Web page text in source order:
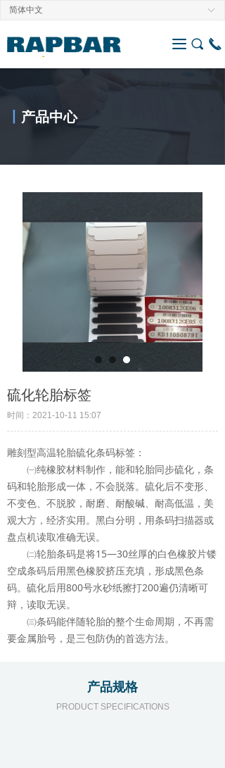
ꀅ
简体中文
끀 끅
끠
产品中心
硫化轮胎标签
时间： 2021-10-11 15:07
雕刻型高温轮胎硫化条码标签：
㈠纯橡胶材料制作，能和轮胎同步硫化，条
码和轮胎形成一体，不会脱落。硫化后不变形、
不变色、不脱胶，耐磨、耐酸碱、耐高低温，美
观大方，经济实用。黑白分明，用条码扫描器或
盘点机读取准确无误。
㈡轮胎条码是将15—30丝厚的白色橡胶片镂
空成条码后用黑色橡胶挤压充填，形成黑色条
码。硫化后用800号水砂纸擦打200遍仍清晰可
辩，读取无误。
㈢条码能伴随轮胎的整个生命周期，不再需
要金属胎号，是三包防伪的首选方法。
PRODUCT SPECIFICATIONS
产品规格